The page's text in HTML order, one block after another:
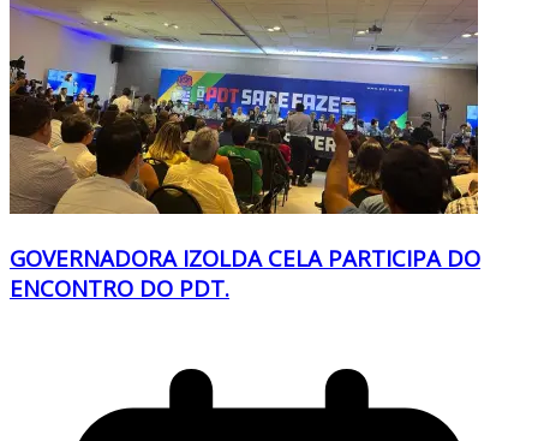
GOVERNADORA IZOLDA CELA PARTICIPA DO
ENCONTRO DO PDT.